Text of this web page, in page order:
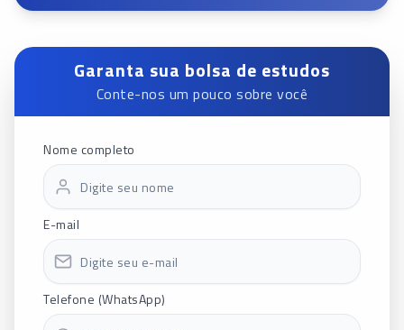
Garanta sua bolsa de estudos
Conte-nos um pouco sobre você
Nome completo
E-mail
Telefone (WhatsApp)